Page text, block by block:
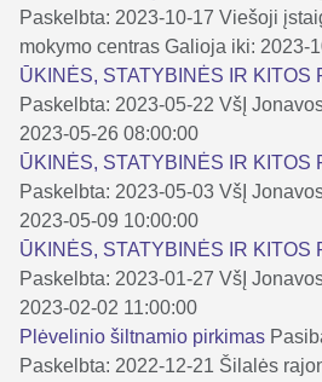
Paskelbta: 2023-10-17 Viešoji
mokymo centras Galioja iki: 2023-
ŪKINĖS, STATYBINĖS IR KITOS
Paskelbta: 2023-05-22 VšĮ
2023-05-26 08:00:00
ŪKINĖS, STATYBINĖS IR KITOS
Paskelbta: 2023-05-03 VšĮ
2023-05-09 10:00:00
ŪKINĖS, STATYBINĖS IR KITOS
Paskelbta: 2023-01-27 VšĮ
2023-02-02 11:00:00
Plėvelinio šiltnamio pirkimas
Paskelbta: 2022-12-21 Šilalės